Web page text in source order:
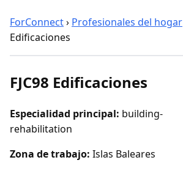
ForConnect› Profesionales del hogar
Edificaciones
FJC98 Edificaciones
Especialidad principal: building-
rehabilitation
Zona de trabajo: Islas Baleares